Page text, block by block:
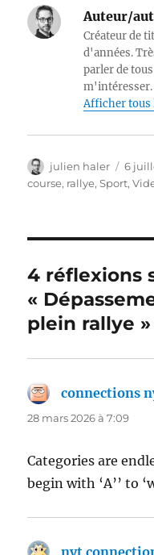
Auteur/
Créateur de
d'années.
parler de
m'intéresser.
Afficher tous
Auteur
julien haler
le
6
course, rallye,Sport,
4 réflexions
«
plein rallye »
connections
28 mars 2026 à 7:09
Categories are
begin with ‘A’’ to